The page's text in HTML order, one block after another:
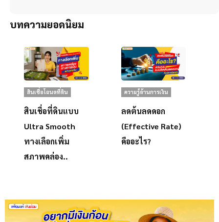
บทความยอดนิยม
สินเชื่อโฉนดที่ดิน
สินเชื่อที่ดินแบบ
Ultra Smooth
ทางเลือกเพิ่ม
สภาพคล่อง..
ความรู้ด้านการเงิน
ลดต้นลดดอก
(Effective Rate)
คืออะไร?